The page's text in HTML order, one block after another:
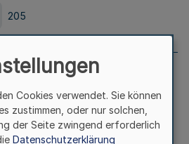
205
Nr. 204 vom
Cookies verwendet. Sie können
zustimmen, oder nur solchen,
der Seite zwingend erforderlich
Datenschutzerklärung